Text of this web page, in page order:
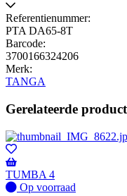
Referentienummer:
PTA DA65-8T
Barcode:
3700166324206
Merk:
TANGA
Gerelateerde
TUMBA 4
Op
Op voorraad